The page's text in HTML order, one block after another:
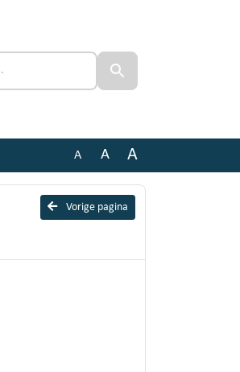
A A A
Vorige pagina